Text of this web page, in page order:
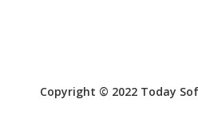
Copyright © 2022 Today